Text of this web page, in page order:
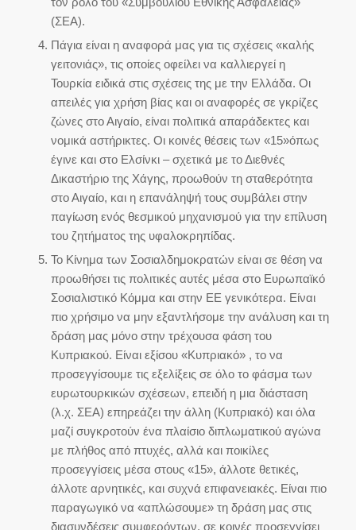
(ΣΕΑ).
Πάγια είναι η αναφορά μας για τις σχέσεις «καλής
γειτονιάς», τις οποίες οφείλει να καλλιεργεί η
Τουρκία ειδικά στις σχέσεις της με την Ελλάδα. Οι
απειλές για χρήση βίας και οι αναφορές σε γκρίζες
ζώνες στο Αιγαίο, είναι πολιτικά απαράδεκτες και
νομικά αστήρικτες. Οι κοινές θέσεις των «15»όπως
έγινε και στο Ελσίνκι – σχετικά με το Διεθνές
Δικαστήριο της Χάγης, προωθούν τη σταθερότητα
στο Αιγαίο, και η επανάληψή τους συμβάλει στην
παγίωση ενός θεσμικού μηχανισμού για την επίλυση
του ζητήματος της υφαλοκρηπίδας.
Το Κίνημα των Σοσιαλδημοκρατών είναι σε θέση να
προωθήσει τις πολιτικές αυτές μέσα στο Ευρωπαϊκό
Σοσιαλιστικό Κόμμα και στην ΕΕ γενικότερα. Είναι
πιο χρήσιμο να μην εξαντλήσομε την ανάλυση και τη
δράση μας μόνο στην τρέχουσα φάση του
Κυπριακού. Είναι εξίσου «Κυπριακό» , το να
προσεγγίσουμε τις εξελίξεις σε όλο το φάσμα των
ευρωτουρκικών σχέσεων, επειδή η μια διάσταση
(λ.χ. ΣΕΑ) επηρεάζει την άλλη (Κυπριακό) και όλα
μαζί συγκροτούν ένα πλαίσιο διπλωματικού αγώνα
με πλήθος από πτυχές, αλλά και ποικίλες
προσεγγίσεις μέσα στους «15», άλλοτε θετικές,
άλλοτε αρνητικές, και συχνά επιφανειακές. Είναι πιο
παραγωγικό να «απλώσουμε» τη δράση μας στις
διασυνδέσεις συμφερόντων, σε κοινές προσεγγίσει